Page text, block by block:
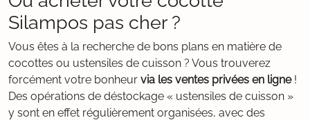
Silampos pas cher ?
Vous êtes à la recherche de bons plans en matière de
cocottes ou ustensiles de cuisson ? Vous trouverez
forcément votre bonheur via les ventes privées en ligne!
Des opérations de déstockage « ustensiles de cuisson »
y sont en effet régulièrement organisées, avec des